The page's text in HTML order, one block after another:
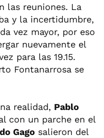
las reuniones. La
y la incertidumbre,
vez mayor, por eso
nuevamente el
para las 19.15.
Fontanarrosa se
realidad, Pablo
con un parche en el
Gago salieron del